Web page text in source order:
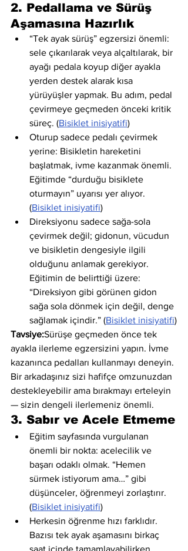
2. Pedallama ve Sürüş
Aşamasına Hazırlık
“Tek ayak sürüş” egzersizi önemli:
sele çıkarılarak veya alçaltılarak, bir
ayağı pedala koyup diğer ayakla
yerden destek alarak kısa
yürüyüşler yapmak. Bu adım, pedal
çevirmeye geçmeden önceki kritik
süreç. (Bisiklet inisiyatifi)
Oturup sadece pedalı çevirmek
yerine: Bisikletin hareketini
başlatmak, ivme kazanmak önemli.
Eğitimde “durduğu bisiklete
oturmayın” uyarısı yer alıyor.
(Bisiklet inisiyatifi)
Direksiyonu sadece sağa-sola
çevirmek değil; gidonun, vücudun
ve bisikletin dengesiyle ilgili
olduğunu anlamak gerekiyor.
Eğitimin de belirttiği üzere:
“Direksiyon gibi görünen gidon
sağa sola dönmek için değil, denge
sağlamak içindir.” (Bisiklet inisiyatifi)
Tavsiye:Sürüşe geçmeden önce tek
ayakla ilerleme egzersizini yapın. İvme
kazanınca pedalları kullanmayı deneyin.
Bir arkadaşınız sizi hafifçe omzunuzdan
destekleyebilir ama bırakmayı erteleyin
— sizin dengeli ilerlemeniz önemli.
3. Sabır ve Acele Etmeme
Eğitim sayfasında vurgulanan
önemli bir nokta: acelecilik ve
başarı odaklı olmak. “Hemen
sürmek istiyorum ama…” gibi
düşünceler, öğrenmeyi zorlaştırır.
(Bisiklet inisiyatifi)
Herkesin öğrenme hızı farklıdır.
Bazısı tek ayak aşamasını birkaç
saat içinde tamamlayabilirken,